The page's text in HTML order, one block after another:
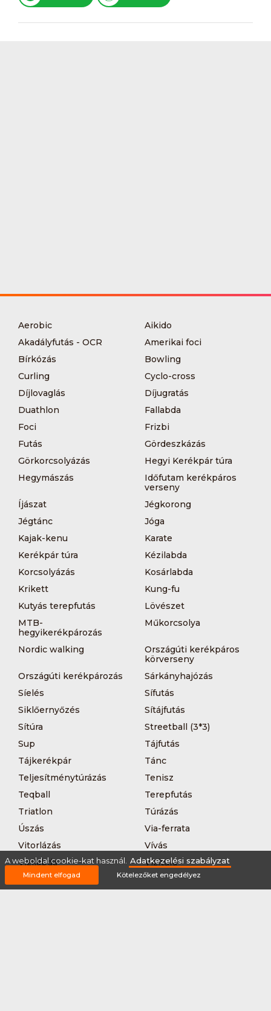
Aerobic
Aikido
Akadályfutás - OCR
Amerikai foci
Bírkózás
Bowling
Curling
Cyclo-cross
Díjlovaglás
Díjugratás
Duathlon
Fallabda
Foci
Frizbi
Futás
Gördeszkázás
Görkorcsolyázás
Hegyi Kerékpár túra
Hegymászás
Időfutam kerékpáros
verseny
Íjászat
Jégkorong
Jégtánc
Jóga
Kajak-kenu
Karate
Kerékpár túra
Kézilabda
Korcsolyázás
Kosárlabda
Krikett
Kung-fu
Kutyás terepfutás
Lövészet
MTB-
hegyikerékpározás
Műkorcsolya
Nordic walking
Országúti kerékpáros
körverseny
Országúti kerékpározás
Sárkányhajózás
Síelés
Sífutás
Siklőernyőzés
Sítájfutás
Sítúra
Streetball (3*3)
Sup
Tájfutás
Tájkerékpár
Tánc
Teljesítménytúrázás
Tenisz
Teqball
Terepfutás
Triatlon
Túrázás
Úszás
Via-ferrata
Vitorlázás
Vívás
Vizilabda
Vizitúra
Wakeboard
A weboldal cookie-kat használ. Adatkezelési szabályzat
Mindent elfogad Kötelezőket engedélyez